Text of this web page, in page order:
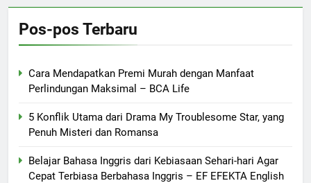
Pos-pos Terbaru
Cara Mendapatkan Premi Murah dengan Manfaat
Perlindungan Maksimal – BCA Life
5 Konflik Utama dari Drama My Troublesome Star, yang
Penuh Misteri dan Romansa
Belajar Bahasa Inggris dari Kebiasaan Sehari-hari Agar
Cepat Terbiasa Berbahasa Inggris – EF EFEKTA English